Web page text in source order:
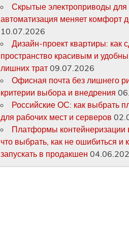
Скрытые электроприводы для
автоматизация меняет комфорт
10.07.2026
Дизайн-проект квартиры: как
пространство красивым и
лишних трат 09.07.2026
Офисная почта без лишнего
критерии выбора и внедрения
Российские ОС: как выбрать
для рабочих мест и серверов
Платформы контейнеризации
что выбрать, как не ошибиться и
запускать в продакшен